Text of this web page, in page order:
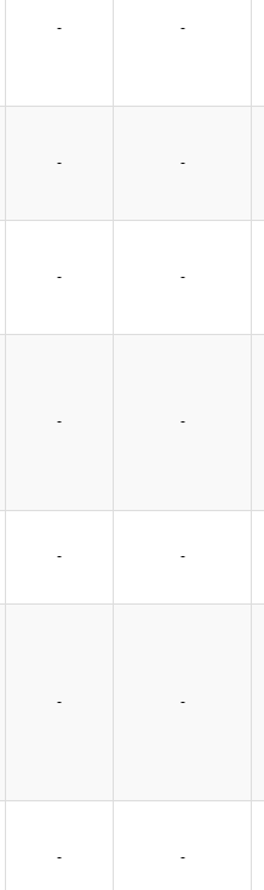
- -
- -
- -
- -
- -
- -
- -